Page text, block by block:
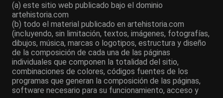
(a) este sitio web publicado bajo el dominio
artehistoria.com
(b) todo el material publicado en artehistoria.com
(incluyendo, sin limitación, textos, imágenes, fotografías,
dibujos, música, marcas o logotipos, estructura y diseño
de la composición de cada una de las páginas
individuales que componen la totalidad del sitio,
combinaciones de colores, códigos fuentes de los
programas que generan la composición de las páginas,
software necesario para su funcionamiento, acceso y